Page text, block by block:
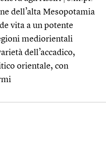
dell’alta Mesopotamia
vita a un potente
mediorientali
dell’accadico,
orientale, con